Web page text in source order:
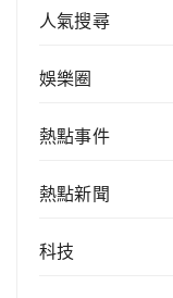
人氣搜尋
娛樂圈
熱點事件
熱點新聞
科技